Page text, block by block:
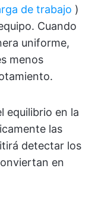
de trabajo )
Cuando
uniforme,
menos
equilibrio en la
las
detectar los
en